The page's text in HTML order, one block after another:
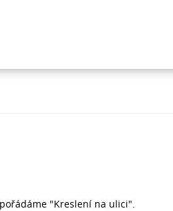
"Kreslení na ulici".